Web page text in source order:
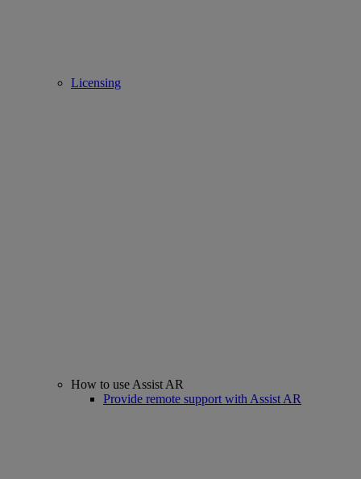
Licensing
How to use Assist AR
Provide remote support with Assist AR